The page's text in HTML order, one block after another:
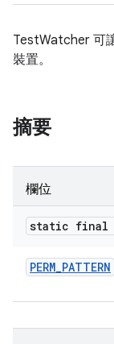
TestWatcher 可
裝置。
摘要
欄位
static final
PERM_PATTERN